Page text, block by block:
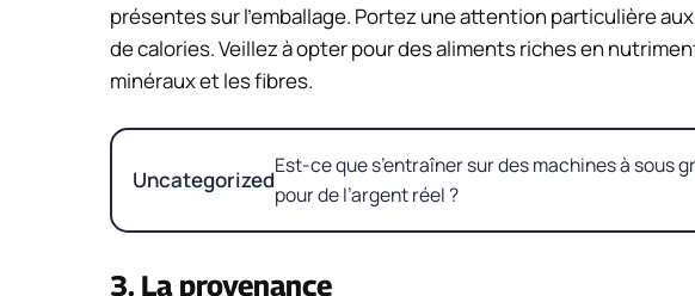
présentes sur l’emballage. Portez une attention particulière
de calories. Veillez à opter pour des aliments riches en
minéraux et les fibres.
Uncategorized
Est-ce que s’entraîner sur des machines à sous
pour de l’argent réel ?
3. La provenance